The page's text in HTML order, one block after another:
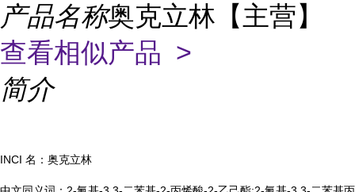
产品名称奥克立林【主营】
查看相似产品 >
简介
INCI 名：奥克立林